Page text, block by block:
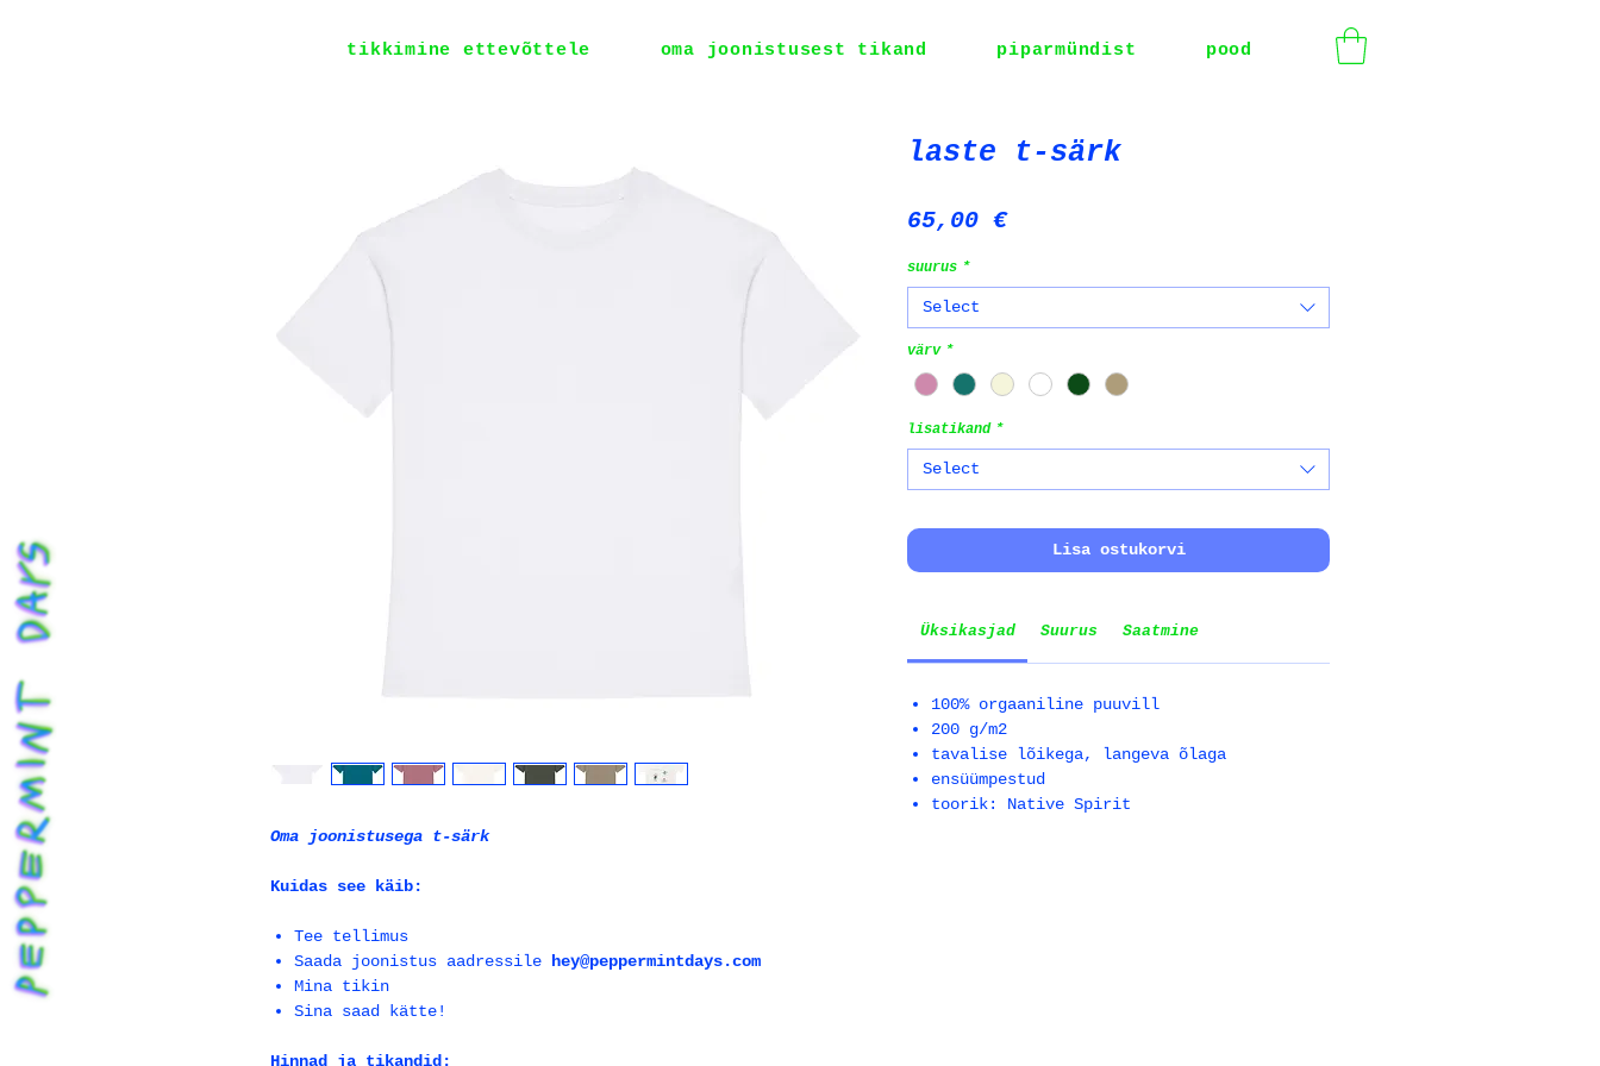
tikkimine ettevõttele oma joonistusest tikand piparmündist pood
Oma joonistusega t-särk
Kuidas see käib:
Tee tellimus
Saada joonistus aadressile
hey@peppermintdays.com
Mina tikin
Sina saad kätte!
Hinnad ja tikandid:
laste t-särk
65,00 €Price
suurus *
Select
värv *
lisatikand *
Select
Lisa ostukorvi
Üksikasjad Suurus Saatmine
100% orgaaniline puuvill
200 g/m2
tavalise lõikega, langeva õlaga
ensüümpestud
toorik: Native Spirit